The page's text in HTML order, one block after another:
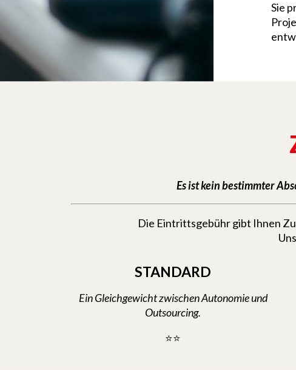
Sie
Es ist kein bestimmter
Die Eintrittsgebühr gibt Ihnen
STANDARD
Ein Gleichgewicht zwischen Autonomie und
Outsourcing.
⭐⭐